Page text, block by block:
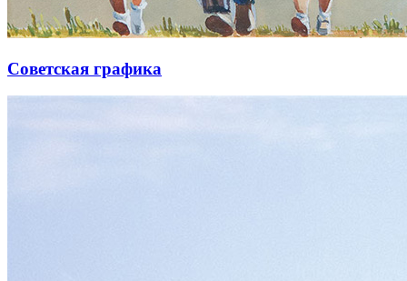
Советская графика